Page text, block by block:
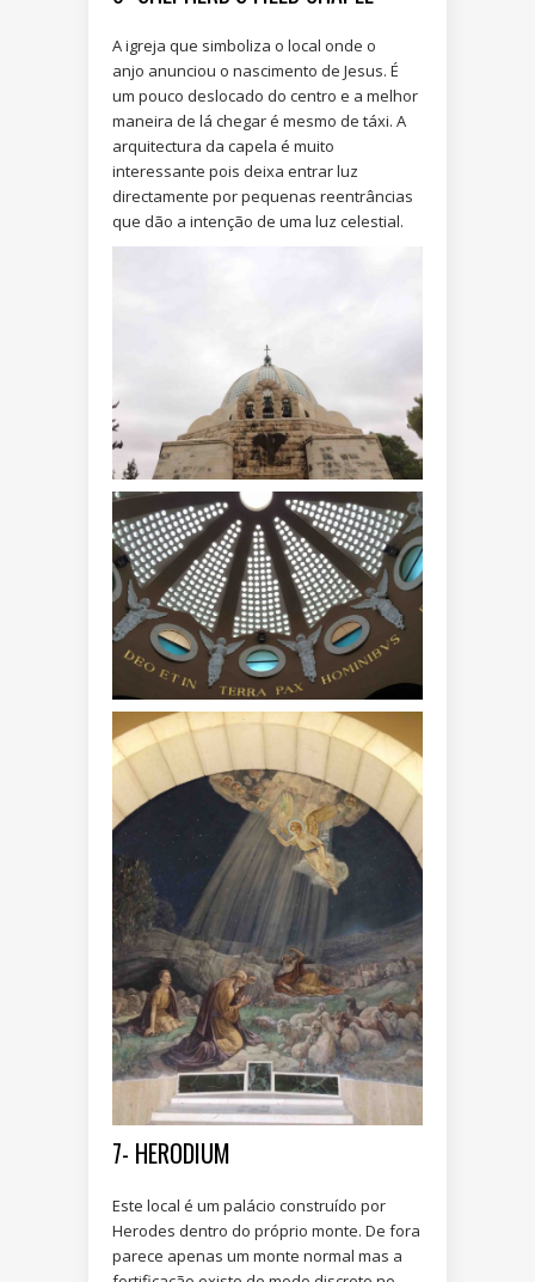
A igreja que simboliza o local onde o
anjo anunciou o nascimento de Jesus. É
um pouco deslocado do centro e a melhor
maneira de lá chegar é mesmo de táxi. A
arquitectura da capela é muito
interessante pois deixa entrar luz
directamente por pequenas reentrâncias
que dão a intenção de uma luz celestial.
7- HERODIUM
Este local é um palácio construído por
Herodes dentro do próprio monte. De fora
parece apenas um monte normal mas a